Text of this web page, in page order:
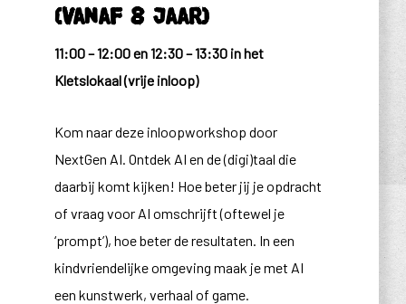
(vanaf 8 jaar)
11:00 – 12:00 en 12:30 – 13:30 in het
Kletslokaal (vrije inloop)
Kom naar deze inloopworkshop door
NextGen AI. Ontdek AI en de (digi)taal die
daarbij komt kijken! Hoe beter jij je opdracht
of vraag voor AI omschrijft (oftewel je
‘prompt’), hoe beter de resultaten. In een
kindvriendelijke omgeving maak je met AI
een kunstwerk, verhaal of game.